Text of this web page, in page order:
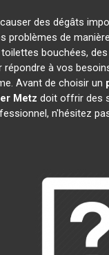
des dégâts
problèmes de
bouchées,
à vos
Avant de choisir un
Metz doit offrir des
n'hésitez